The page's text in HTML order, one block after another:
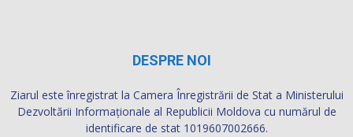
DESPRE NOI
Ziarul este înregistrat la Camera Înregistrării de Stat a Ministerului
Dezvoltării Informaţionale al Republicii Moldova cu numărul de
identificare de stat 1019607002666.